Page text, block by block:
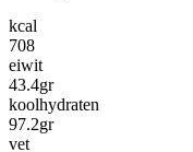
kcal
708
eiwit
43.4gr
koolhydraten
97.2gr
vet